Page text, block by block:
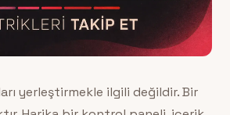
yerleştirmekle ilgili değildir. Bir